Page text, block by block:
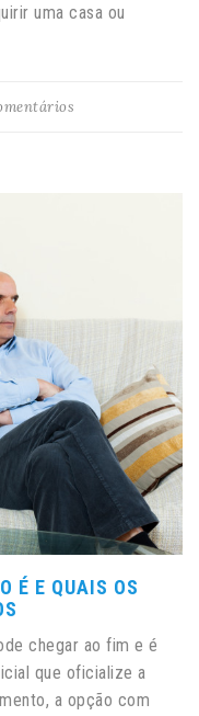
uma casa ou
É E QUAIS OS
chegar ao fim e é
que oficialize a
a opção com